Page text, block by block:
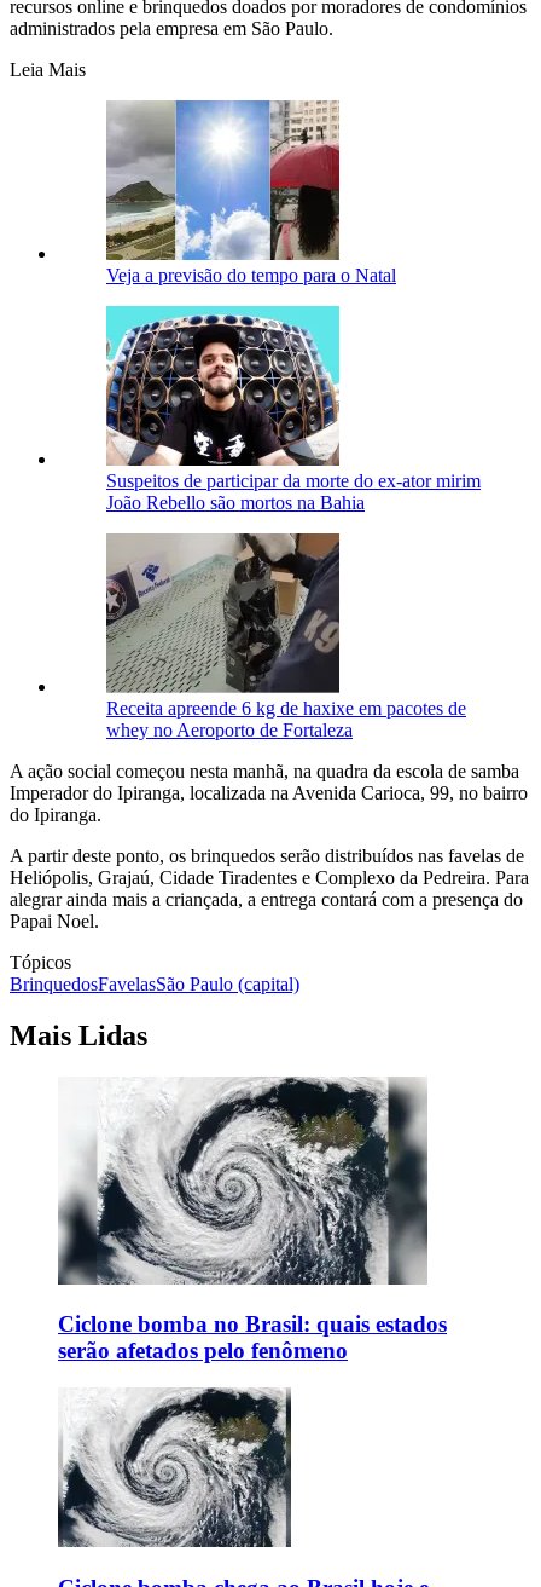
recursos online e brinquedos doados por moradores de condomínios
administrados pela empresa em São Paulo.
Leia Mais
Veja a previsão do tempo para o Natal
Suspeitos de participar da morte do ex-ator mirim
João Rebello são mortos na Bahia
Receita apreende 6 kg de haxixe em pacotes de
whey no Aeroporto de Fortaleza
A ação social começou nesta manhã, na quadra da escola de samba
Imperador do Ipiranga, localizada na Avenida Carioca, 99, no bairro
do Ipiranga.
A partir deste ponto, os brinquedos serão distribuídos nas favelas de
Heliópolis, Grajaú, Cidade Tiradentes e Complexo da Pedreira. Para
alegrar ainda mais a criançada, a entrega contará com a presença do
Papai Noel.
Tópicos
BrinquedosFavelasSão Paulo (capital)
Mais Lidas
Ciclone bomba no Brasil: quais estados
serão afetados pelo fenômeno